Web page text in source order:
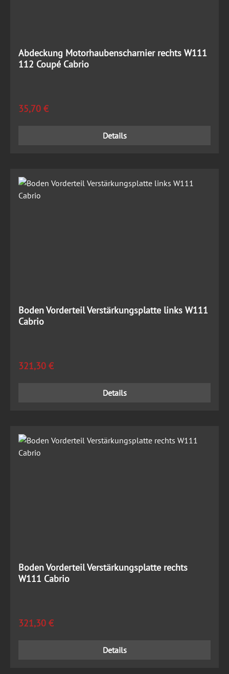
Abdeckung Motorhaubenscharnier rechts W111
112 Coupé Cabrio
Regulärer Preis:
35,70 €
Details
Boden Vorderteil Verstärkungsplatte links W111
Cabrio
Regulärer Preis:
321,30 €
Details
Boden Vorderteil Verstärkungsplatte rechts
W111 Cabrio
Regulärer Preis:
321,30 €
Details